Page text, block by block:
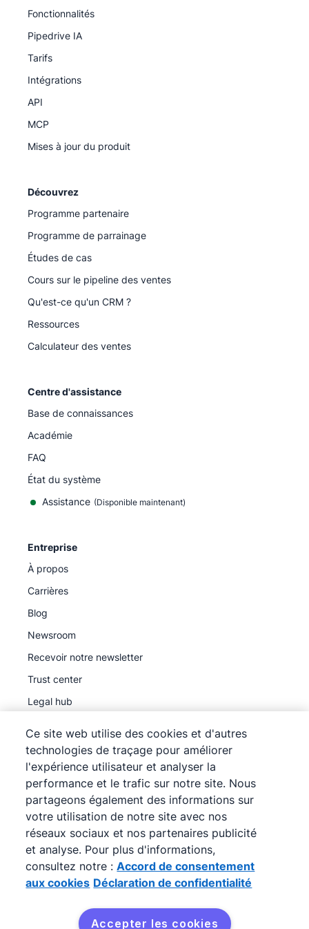
Fonctionnalités
Pipedrive IA
Tarifs
Intégrations
API
MCP
Mises à jour du produit
Découvrez
Programme partenaire
Programme de parrainage
Études de cas
Cours sur le pipeline des ventes
Qu'est-ce qu'un CRM ?
Ressources
Calculateur des ventes
Centre d'assistance
Base de connaissances
Académie
FAQ
État du système
Assistance (Disponible maintenant)
Entreprise
À propos
Carrières
Blog
Newsroom
Recevoir notre newsletter
Trust center
Legal hub
©2026Pipedrive
Pipedrive
Conditions d'utilisation
Pipedrive
Déclaration de confidentialité
Plan du site
Accord de consentement aux cookies
Préférences de cookies
Ce site web utilise des cookies et d'autres
technologies de traçage pour améliorer
l'expérience utilisateur et analyser la
performance et le trafic sur notre site. Nous
partageons également des informations sur
votre utilisation de notre site avec nos
réseaux sociaux et nos partenaires publicité
et analyse. Pour plus d'informations,
consultez notre : Accord de consentement
aux cookies Déclaration de confidentialité
Accepter les cookies